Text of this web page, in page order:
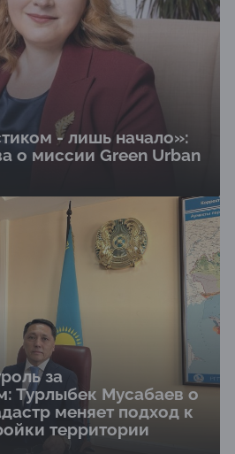
- лишь начало»:
о миссии Green Urban
за
Турлыбек Мусабаев о
меняет подход к
территории